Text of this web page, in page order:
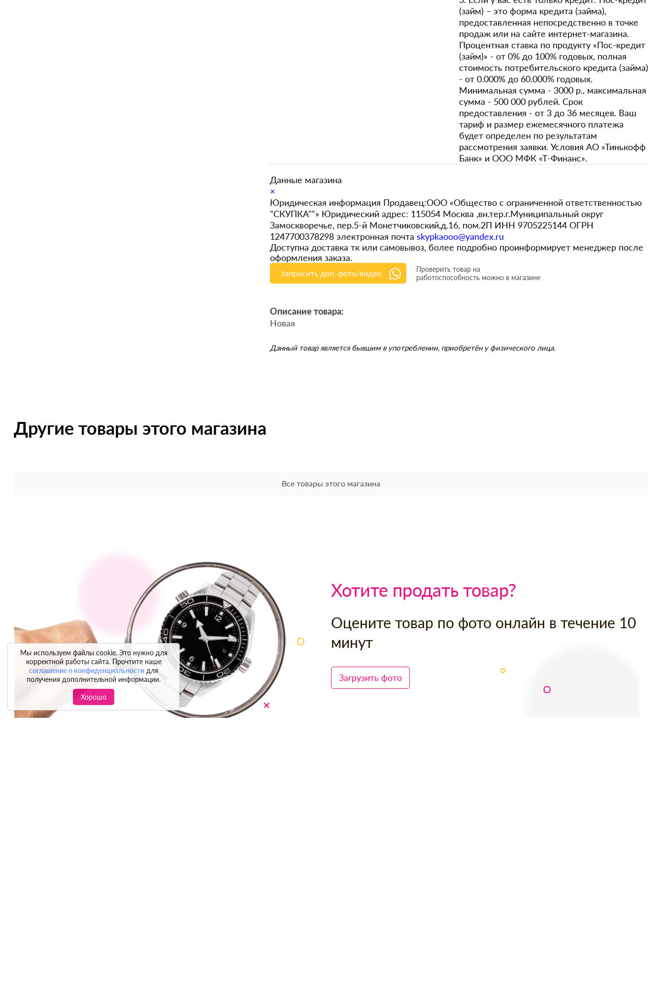
(займ) – это форма кредита (займа),
предоставленная непосредственно в точке
продаж или на сайте интернет-магазина.
Процентная ставка по продукту «Пос-кредит
(займ)» - от 0% до 100% годовых, полная
стоимость потребительского кредита (займа)
- от 0.000% до 60.000% годовых.
Минимальная сумма - 3000 р., максимальная
сумма - 500 000 рублей. Срок
предоставления - от 3 до 36 месяцев. Ваш
тариф и размер ежемесячного платежа
будет определен по результатам
рассмотрения заявки. Условия АО «Тинькофф
Банк» и ООО МФК «Т-Финанс».
Данные магазина
×
Юридическая информация Продавец:ООО «Общество с ограниченной ответственностью
"СКУПКА""» Юридический адрес: 115054 Москва ,вн.тер.г.Муниципальный округ
Замоскворечье, пер.5-й Монетчиковский,д.16, пом.2П ИНН 9705225144 ОГРН
1247700378298 электронная почта skypkaooo@yandex.ru
Доступна доставка тк или самовывоз, более подробно проинформирует менеджер после
оформления заказа.
Запросить доп. фото/видео
Проверить товар на
работоспособность можно в магазине
Описание товара:
Новая
Данный товар является бывшим в употреблении, приобретён у физического лица.
Другие товары этого магазина
Все товары этого магазина
Хотите продать товар?
Оцените товар по фото онлайн в течение 10
минут
Загрузить фото
Мы используем файлы cookie. Это нужно для
корректной работы сайта. Прочтите наше
соглашение о конфиденциальности для
получения дополнительной информации.
Хорошо